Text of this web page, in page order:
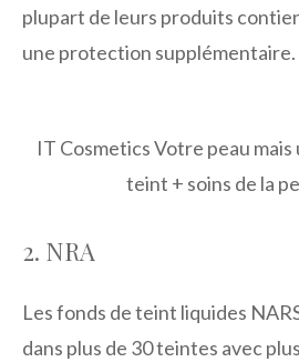
plupart de leurs produits
une protection supplémentaire.
IT Cosmetics Votre peau
teint + soins de la
2. NRA
Les fonds de teint liquides
dans plus de 30 teintes avec